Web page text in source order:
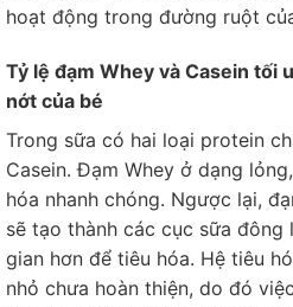
hoạt động trong đường ruột
Tỷ lệ đạm Whey và Casein tối
nớt của bé
Trong sữa có hai loại protein
Casein. Đạm Whey ở dạng
hóa nhanh chóng. Ngược lại,
sẽ tạo thành các cục sữa đông
gian hơn để tiêu hóa. Hệ tiêu
nhỏ chưa hoàn thiện, do đó